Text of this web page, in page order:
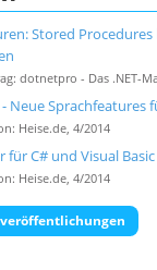
Stored Procedures
dotnetpro - Das .NET-
Neue Sprachfeatures
Heise.de, 4/2014
für C# und Visual
Heise.de, 4/2014